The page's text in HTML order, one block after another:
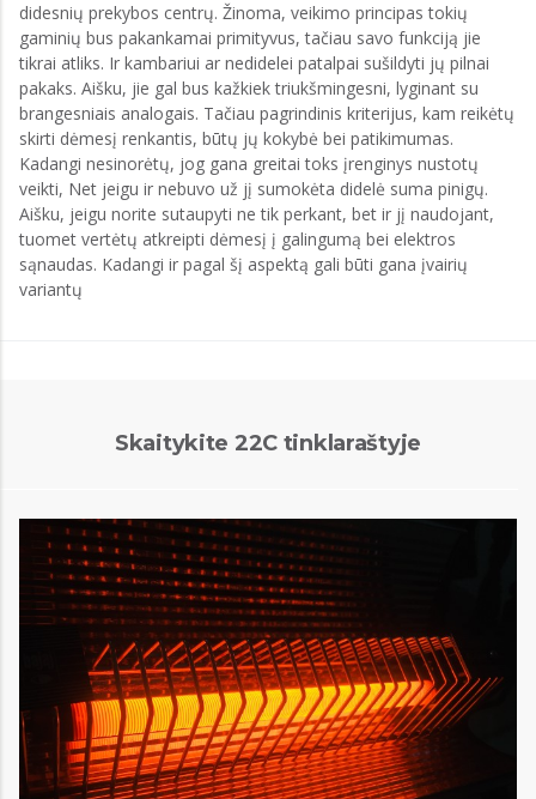
didesnių prekybos centrų. Žinoma, veikimo principas tokių
gaminių bus pakankamai primityvus, tačiau savo funkciją jie
tikrai atliks. Ir kambariui ar nedidelei patalpai sušildyti jų pilnai
pakaks. Aišku, jie gal bus kažkiek triukšmingesni, lyginant su
brangesniais analogais. Tačiau pagrindinis kriterijus, kam reikėtų
skirti dėmesį renkantis, būtų jų kokybė bei patikimumas.
Kadangi nesinorėtų, jog gana greitai toks įrenginys nustotų
veikti, Net jeigu ir nebuvo už jį sumokėta didelė suma pinigų.
Aišku, jeigu norite sutaupyti ne tik perkant, bet ir jį naudojant,
tuomet vertėtų atkreipti dėmesį į galingumą bei elektros
sąnaudas. Kadangi ir pagal šį aspektą gali būti gana įvairių
variantų
Skaitykite 22C tinklaraštyje